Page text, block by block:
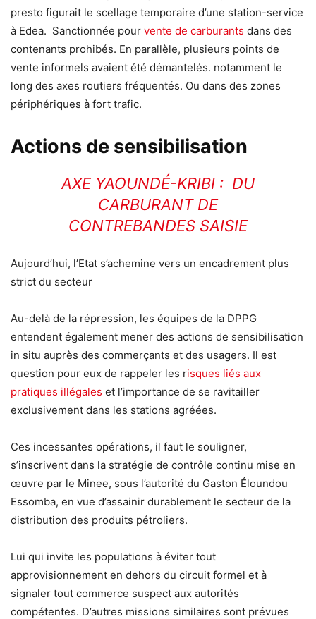
presto figurait le scellage temporaire d’une station-service
à Edea. Sanctionnée pour vente de carburants dans des
contenants prohibés. En parallèle, plusieurs points de
vente informels avaient été démantelés. notamment le
long des axes routiers fréquentés. Ou dans des zones
périphériques à fort trafic.
Actions de sensibilisation
AXE YAOUNDÉ-KRIBI : DU
CARBURANT DE
CONTREBANDES SAISIE
Aujourd’hui, l’Etat s’achemine vers un encadrement plus
strict du secteur
Au-delà de la répression, les équipes de la DPPG
entendent également mener des actions de sensibilisation
in situ auprès des commerçants et des usagers. Il est
question pour eux de rappeler les risques liés aux
pratiques illégales et l’importance de se ravitailler
exclusivement dans les stations agréées.
Ces incessantes opérations, il faut le souligner,
s’inscrivent dans la stratégie de contrôle continu mise en
œuvre par le Minee, sous l’autorité du Gaston Éloundou
Essomba, en vue d’assainir durablement le secteur de la
distribution des produits pétroliers.
Lui qui invite les populations à éviter tout
approvisionnement en dehors du circuit formel et à
signaler tout commerce suspect aux autorités
compétentes. D’autres missions similaires sont prévues